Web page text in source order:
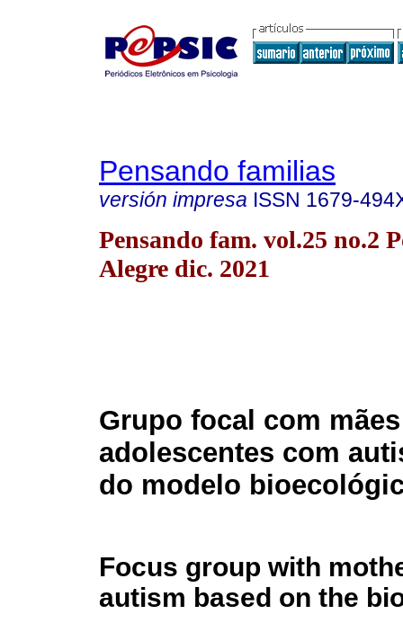
Pensando familias
versión impresa ISSN 1679-
Pensando fam. vol.25 no.2
Alegre dic. 2021
Grupo focal com
adolescentes com
do modelo
Focus group with
autism based on the